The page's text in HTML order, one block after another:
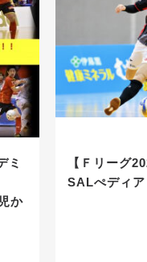
ミ
か
【Ｆリーグ
SALぺディア